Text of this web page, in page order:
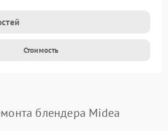
Стоимость
блендера Midea